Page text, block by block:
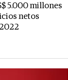
5.000 millones
netos